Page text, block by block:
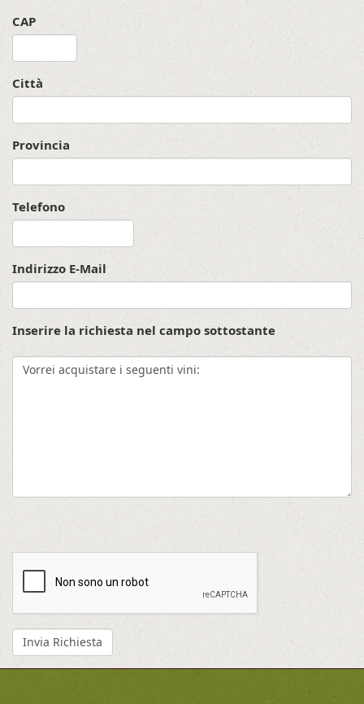
CAP
Città
Provincia
Telefono
Indirizzo E-Mail
Inserire la richiesta nel campo sottostante